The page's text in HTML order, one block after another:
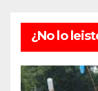
¿No lo